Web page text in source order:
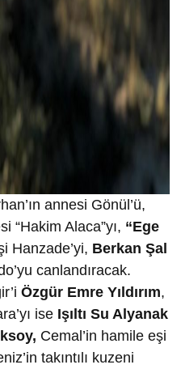
annesi Gönül’ü,
“Hakim Alaca”yı, “Ege
Hanzade’yi, Berkan Şal
canlandıracak.
Özgür Emre Yıldırım,
ise Işıltı Su Alyanak
Cemal’in hamile eşi
takıntılı kuzeni